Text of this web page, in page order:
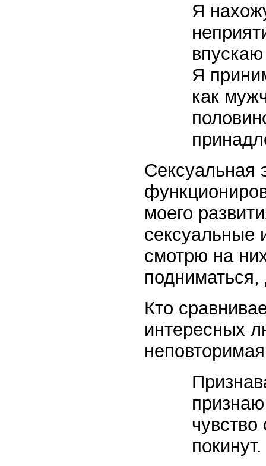
Я
Я
как
Сексуальная
моего
сексуальные
смотрю на
подниматься,
Кто
интересных
чувство
покинут.